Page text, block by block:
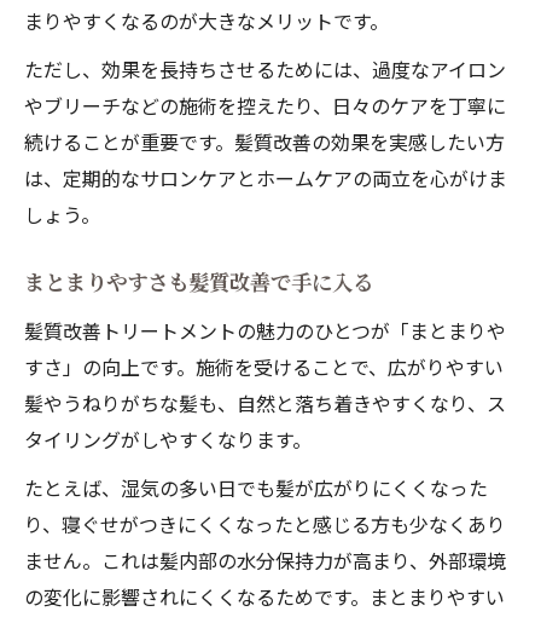
まりやすくなるのが大きなメリットです。
ただし、効果を長持ちさせるためには、過度なアイロン
やブリーチなどの施術を控えたり、日々のケアを丁寧に
続けることが重要です。髪質改善の効果を実感したい方
は、定期的なサロンケアとホームケアの両立を心がけま
しょう。
まとまりやすさも髪質改善で手に入る
髪質改善トリートメントの魅力のひとつが「まとまりや
すさ」の向上です。施術を受けることで、広がりやすい
髪やうねりがちな髪も、自然と落ち着きやすくなり、ス
タイリングがしやすくなります。
たとえば、湿気の多い日でも髪が広がりにくくなった
り、寝ぐせがつきにくくなったと感じる方も少なくあり
ません。これは髪内部の水分保持力が高まり、外部環境
の変化に影響されにくくなるためです。まとまりやすい